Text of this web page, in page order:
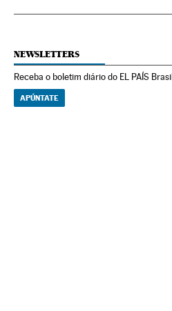
NEWSLETTERS
Receba o boletim diário do EL PAÍS Brasil
APÚNTATE